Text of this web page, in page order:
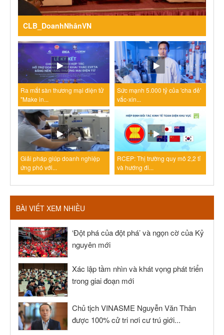
CLB_DoanhNhânVN
Ra mắt sàn thương mại điện tử
"Make in...
Sức mạnh 5.000 tỷ của 'cha đẻ'
vắc-xin...
Giải pháp giúp doanh nghiệp
ứng phó với...
RCEP: Thị trường quy mô 2,2 tỉ
và hướng đi...
BÀI VIẾT XEM NHIỀU
‘Đột phá của đột phá’ và ngọn cờ của Kỷ
nguyên mới
Xác lập tầm nhìn và khát vọng phát triển
trong giai đoạn mới
Chủ tịch VINASME Nguyễn Văn Thân
được 100% cử tri nơi cư trú giới...